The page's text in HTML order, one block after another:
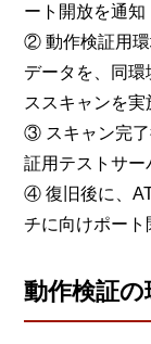
ート開放を通知
② 動作検証用環
データを、同
ススキャンを実
③ スキャン完了
証用テストサー
④ 復旧後に、
チに向けポート
動作検証の